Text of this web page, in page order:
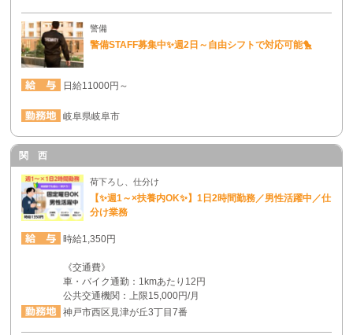
警備
警備STAFF募集中✨週2日～自由シフトで対応可能🐤
日給11000円～
岐阜県岐阜市
関 西
荷下ろし、仕分け
【✨週1～×扶養内OK✨】1日2時間勤務／男性活躍中／仕
分け業務
時給1,350円
《交通費》
車・バイク通勤：1kmあたり12円
公共交通機関：上限15,000円/月
神戸市西区見津が丘3丁目7番